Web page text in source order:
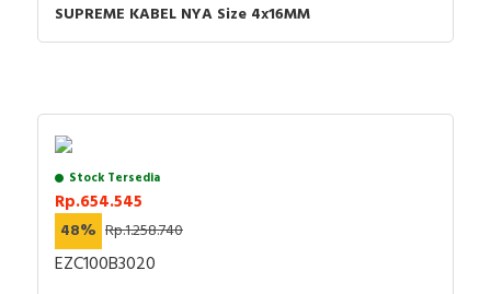
SUPREME KABEL NYA Size 4x16MM
Stock Tersedia
Rp.654.545
48% Rp.1.258.740
EZC100B3020